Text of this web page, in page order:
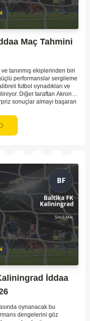
Maç Tahmini
tanınmış ekiplerinden biri
performanslar sergileme
futbol oynadıkları ve
Diğer taraftan Akron,
sonuçlar almayı başaran
sergilemekte
form durumunun ve evinde
olması muhtemel
İddaa
oynanacak bu
dengelerini göz